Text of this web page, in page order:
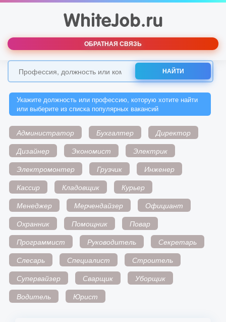
ОБРАТНАЯ СВЯЗЬ
НАЙТИ
Укажите должность или профессию, которую хотите найти
или выберите из списка популярных вакансий
Администратор Бухгалтер
Директор
Дизайнер
Экономист
Электрик
Электромонтер
Грузчик
Инженер
Кассир
Кладовщик
Курьер
Менеджер
Мерчендайзер
Официант
Охранник
Помощник
Повар
Программист
Руководитель
Секретарь
Слесарь
Специалист
Строитель
Супервайзер
Сварщик
Уборщик
Водитель
Юрист